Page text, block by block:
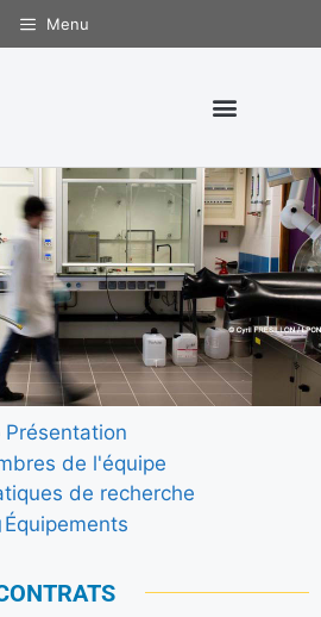
Menu
et
Chimie
Présentation
de l'équipe
de recherche
Équipements